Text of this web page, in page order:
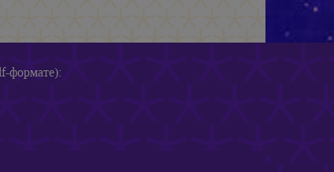
формате):